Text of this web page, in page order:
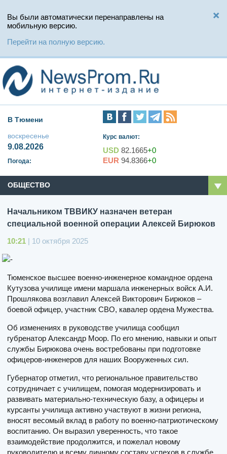
Вы были автоматически перенаправлены на
мобильную версию.
Перейти на полную версию.
В Тюмени
воскресенье
9.08.2026
Погода:
Курс валют:
USD 82.1665+0
EUR 94.8366+0
ОБЩЕСТВО
Начальником ТВВИКУ назначен ветеран
специальной военной операции Алексей Бирюков
10:21 | 10 октября 2025
Тюменское высшее военно-инженерное командное ордена
Кутузова училище имени маршала инженерных войск А.И.
Прошлякова возглавил Алексей Викторович Бирюков –
боевой офицер, участник СВО, кавалер ордена Мужества.
Об изменениях в руководстве училища сообщил
губренатор Александр Моор. По его мнению, навыки и опыт
службы Бирюкова очень востребованы при подготовке
офицеров-инженеров для наших Вооруженных сил.
Губернатор отметил, что региональное правительство
сотрудничает с училищем, помогая модернизировать и
развивать материально-техническую базу, а офицеры и
курсанты училища активно участвуют в жизни региона,
вносят весомый вклад в работу по военно-патриотическому
воспитанию. Он выразил уверенность, что такое
взаимодействие продолжится, и пожелал новому
руководителю и всему личному составу успехов в службе